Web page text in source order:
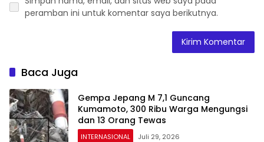
peramban ini untuk komentar saya berikutnya.
Baca Juga
Gempa Jepang M 7,1 Guncang
Kumamoto, 300 Ribu Warga Mengungsi
dan 13 Orang Tewas
INTERNASIONAL Juli 29, 2026